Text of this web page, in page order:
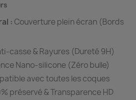
: Couverture plein écran (Bords
casse & Rayures (Dureté 9H)
Nano-silicone (Zéro bulle)
avec toutes les coques
préservé & Transparence HD